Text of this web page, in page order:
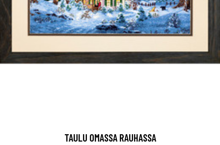
TAULU OMASSA RAUHASSA